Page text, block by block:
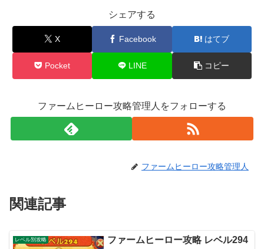
シェアする
X Facebook はてブ
Pocket LINE コピー
ファームヒーロー攻略管理人をフォローする
ファームヒーロー攻略管理人
関連記事
レベル別攻略 ファームヒーロー攻略 レベル294